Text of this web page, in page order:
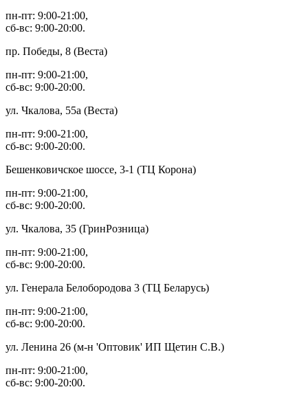
пн-пт: 9:00-21:00,
сб-вс: 9:00-20:00.
пр. Победы, 8 (Веста)
пн-пт: 9:00-21:00,
сб-вс: 9:00-20:00.
ул. Чкалова, 55а (Веста)
пн-пт: 9:00-21:00,
сб-вс: 9:00-20:00.
Бешенковичское шоссе, 3-1 (ТЦ Корона)
пн-пт: 9:00-21:00,
сб-вс: 9:00-20:00.
ул. Чкалова, 35 (ГринРозница)
пн-пт: 9:00-21:00,
сб-вс: 9:00-20:00.
ул. Генерала Белобородова 3 (ТЦ Беларусь)
пн-пт: 9:00-21:00,
сб-вс: 9:00-20:00.
ул. Ленина 26 (м-н 'Оптовик' ИП Щетин С.В.)
пн-пт: 9:00-21:00,
сб-вс: 9:00-20:00.